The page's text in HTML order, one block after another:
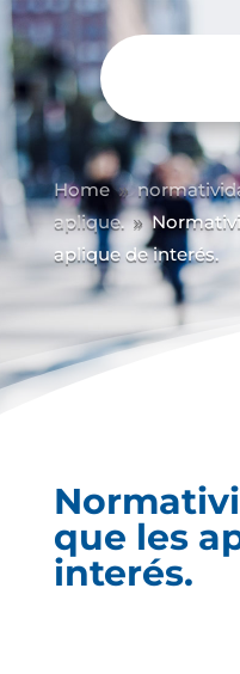
Abrir barra de
Home 9
aplique. 9
aplique de interés.
que les
interés.